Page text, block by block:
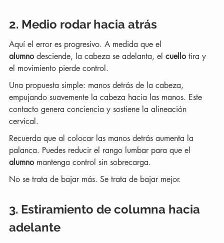
2. Medio rodar hacia atrás
Aquí el error es progresivo. A medida que el
alumno desciende, la cabeza se adelanta, el cuello tira y
el movimiento pierde control.
Una propuesta simple: manos detrás de la cabeza,
empujando suavemente la cabeza hacia las manos. Este
contacto genera conciencia y sostiene la alineación
cervical.
Recuerda que al colocar las manos detrás aumenta la
palanca. Puedes reducir el rango lumbar para que el
alumno mantenga control sin sobrecarga.
No se trata de bajar más. Se trata de bajar mejor.
3. Estiramiento de columna hacia
adelante